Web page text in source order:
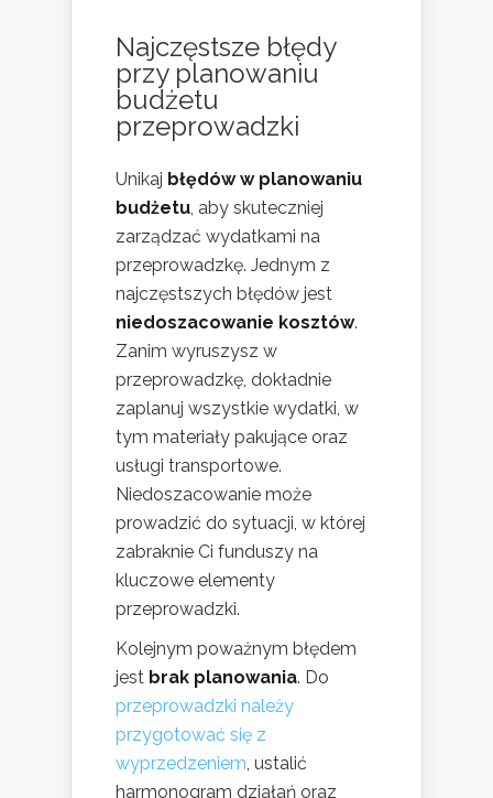
Najczęstsze błędy
przy planowaniu
budżetu
przeprowadzki
Unikaj błędów w planowaniu
budżetu, aby skuteczniej
zarządzać wydatkami na
przeprowadzkę. Jednym z
najczęstszych błędów jest
niedoszacowanie kosztów.
Zanim wyruszysz w
przeprowadzkę, dokładnie
zaplanuj wszystkie wydatki, w
tym materiały pakujące oraz
usługi transportowe.
Niedoszacowanie może
prowadzić do sytuacji, w której
zabraknie Ci funduszy na
kluczowe elementy
przeprowadzki.
Kolejnym poważnym błędem
jest brak planowania. Do
przeprowadzki należy
przygotować się z
wyprzedzeniem, ustalić
harmonogram działań oraz